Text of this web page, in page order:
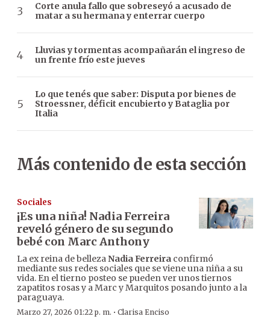
Corte anula fallo que sobreseyó a acusado de
matar a su hermana y enterrar cuerpo
Lluvias y tormentas acompañarán el ingreso de
un frente frío este jueves
Lo que tenés que saber: Disputa por bienes de
Stroessner, déficit encubierto y Bataglia por
Italia
Más contenido de esta sección
Sociales
¡Es una niña! Nadia Ferreira
reveló género de su segundo
bebé con Marc Anthony
La ex reina de bellezaNadia Ferreira confirmó
mediante sus redes sociales que se viene una niña a su
vida. En el tierno posteo se pueden ver unos tiernos
zapatitos rosas y a Marc y Marquitos posando junto a la
paraguaya.
Marzo 27, 2026 01:22 p. m. · Clarisa Enciso